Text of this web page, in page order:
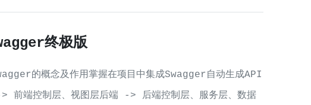
终极版
的概念及作用掌握在项目中集成Swagger自动生成API
前端控制层、视图层后端 -> 后端控制层、服务层、数据